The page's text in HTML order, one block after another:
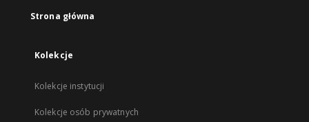
Strona główna
Kolekcje
Kolekcje instytucji
Kolekcje osób prywatnych